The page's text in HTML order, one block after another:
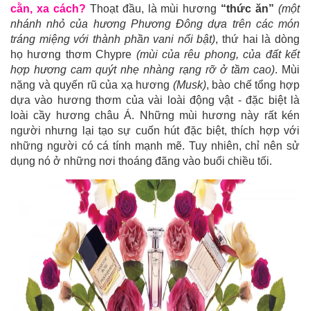
cằn, xa cách? Thoạt đầu, là mùi hương “thức ăn” (một
nhánh nhỏ của hương Phương Đông dựa trên các món
tráng miệng với thành phần vani nổi bật), thứ hai là dòng
họ hương thơm Chypre (mùi của rêu phong, của đất kết
hợp hương cam quýt nhẹ nhàng rạng rỡ ở tầm cao). Mùi
nặng và quyến rũ của xạ hương (Musk), bào chế tổng hợp
dựa vào hương thơm của vài loài động vật - đặc biệt là
loài cầy hương châu Á. Những mùi hương này rất kén
người nhưng lại tạo sự cuốn hút đặc biệt, thích hợp với
những người có cá tính mạnh mẽ. Tuy nhiên, chỉ nên sử
dụng nó ở những nơi thoáng đãng vào buổi chiều tối.